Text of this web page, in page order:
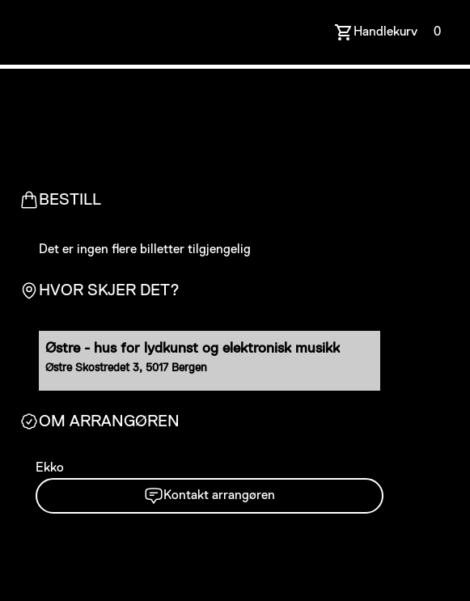
Handlekurv 0
BESTILL
Det er ingen flere billetter tilgjengelig
HVOR SKJER DET?
Østre - hus for lydkunst og elektronisk musikk
Østre Skostredet 3, 5017 Bergen
OM ARRANGØREN
Ekko
Kontakt arrangøren